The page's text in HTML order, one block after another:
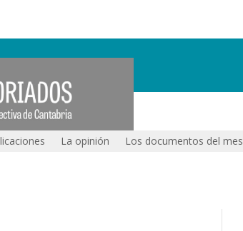
La opinión Los documentos del mes